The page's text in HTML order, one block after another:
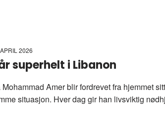
2026
superhelt i Libanon
Mohammad Amer blir fordrevet fra hjemmet
situasjon. Hver dag gir han livsviktig